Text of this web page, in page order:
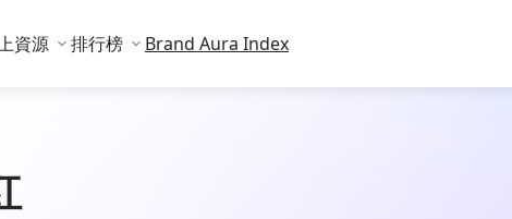
資源 排行榜 Brand Aura Index